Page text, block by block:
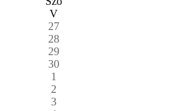
V
27
28
29
30
1
2
3